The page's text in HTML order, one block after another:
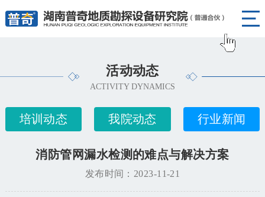
活动动态
ACTIVITY DYNAMICS
培训动态 我院动态 行业新闻
消防管网漏水检测的难点与解决方案
发布时间：2023-11-21